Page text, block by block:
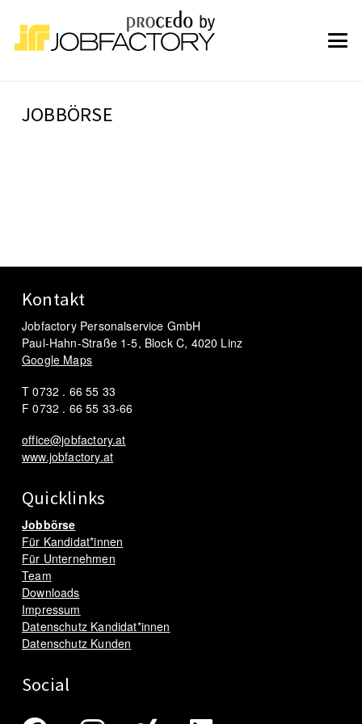
JOBBÖRSE
Kontakt
Jobfactory Personalservice GmbH
Paul-Hahn-Straße 1-5, Block C, 4020 Linz
Google Maps
T 0732 . 66 55 33
F 0732 . 66 55 33-66
office@jobfactory.at
www.jobfactory.at
Quicklinks
Jobbörse
Für Kandidat*innen
Für Unternehmen
Team
Downloads
Impressum
Datenschutz Kandidat*innen
Datenschutz Kunden
Social